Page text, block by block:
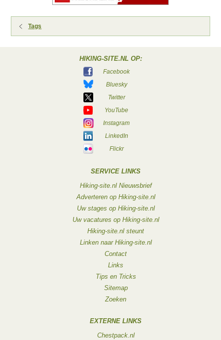
Tags
HIKING-SITE.NL OP:
Facebook
Bluesky
Twitter
YouTube
Instagram
LinkedIn
Flickr
SERVICE LINKS
Hiking-site.nl Nieuwsbrief
Adverteren op Hiking-site.nl
Uw stages op Hiking-site.nl
Uw vacatures op Hiking-site.nl
Hiking-site.nl steunt
Linken naar Hiking-site.nl
Contact
Links
Tips en Tricks
Sitemap
Zoeken
EXTERNE LINKS
Chestpack.nl